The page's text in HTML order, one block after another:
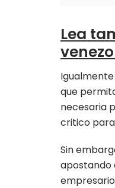
Lea
que
necesaria
critico
Sin
apostando